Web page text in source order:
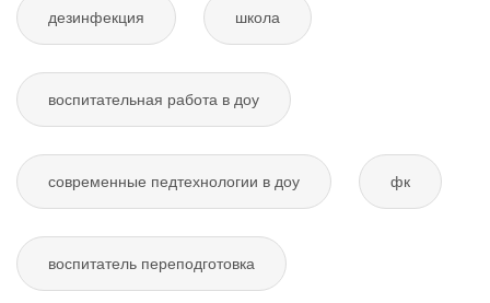
дезинфекция школа
воспитательная работа в доу
современные педтехнологии в доу фк
воспитатель переподготовка